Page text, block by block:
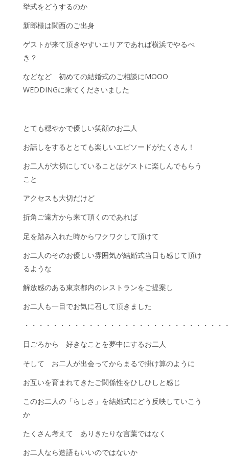
挙式をどうするのか
新郎様は関西のご出身
ゲストが来て頂きやすいエリアであれば横浜でやるべ
き？
などなど 初めての結婚式のご相談にMOOO
WEDDINGに来てくださいました
とても穏やかで優しい笑顔のお二人
お話しをするととても楽しいエピソードがたくさん！
お二人が大切にしていることはゲストに楽しんでもらう
こと
アクセスも大切だけど
折角ご遠方から来て頂くのであれば
足を踏み入れた時からワクワクして頂けて
お二人のそのお優しい雰囲気が結婚式当日も感じて頂け
るような
解放感のある東京都内のレストランをご提案し
お二人も一目でお気に召して頂きました
・・・・・・・・・・・・・・・・・・・・・・・・・・・・
日ごろから 好きなことを夢中にするお二人
そして お二人が出会ってからまるで掛け算のように
お互いを育まれてきたご関係性をひしひしと感じ
このお二人の「らしさ」を結婚式にどう反映していこう
か
たくさん考えて ありきたりな言葉ではなく
お二人なら造語もいいのではないか